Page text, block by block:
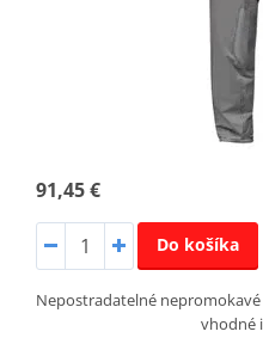
91,45 €
Do košíka
Nepostradatelné
vhodné